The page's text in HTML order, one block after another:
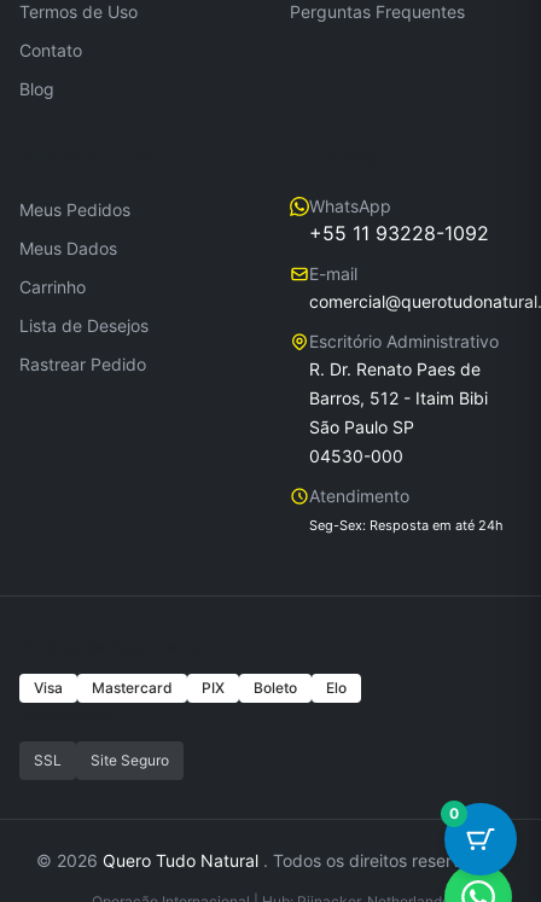
Termos de Uso
Contato
Blog
Perguntas Frequentes
Meus Pedidos
Meus Dados
Carrinho
Lista de Desejos
Rastrear Pedido
WhatsApp
+55 11 93228-1092
E-mail
Escritório Administrativo
R. Dr. Renato Paes de
Barros, 512 - Itaim Bibi
São Paulo SP
04530-000
Atendimento
Seg-Sex: Resposta em até 24h
Visa Mastercard PIX Boleto Elo
SSL Site Seguro
© 2026 Quero Tudo Natural . Todos os direitos reservados.
0